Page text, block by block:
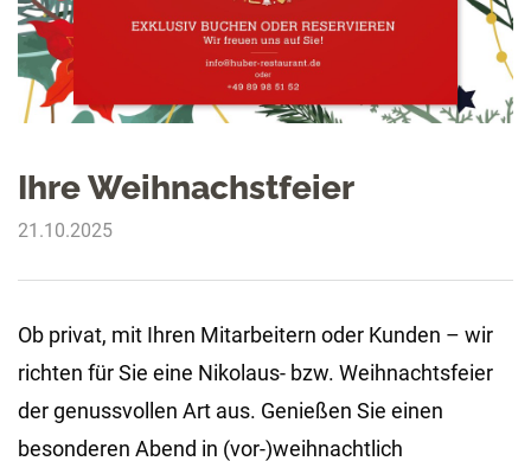
Ihre Weihnachstfeier
21.10.2025
Ob privat, mit Ihren Mitarbeitern oder Kunden – wir
richten für Sie eine Nikolaus- bzw. Weihnachtsfeier
der genussvollen Art aus. Genießen Sie einen
besonderen Abend in (vor-)weihnachtlich